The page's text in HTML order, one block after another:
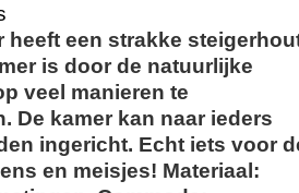
heeft een strakke
is door de natuurlijke
veel manieren te
De kamer kan naar ieders
ingericht. Echt iets voor
en meisjes! Materiaal: